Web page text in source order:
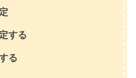
する
る